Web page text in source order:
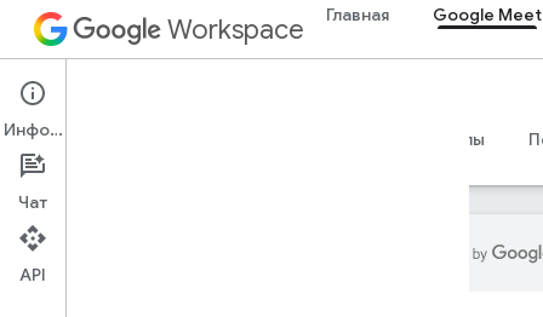
Workspace Главная Google Meet
Google Meet
Обзор Справочные материалы
Информация
Чат
API